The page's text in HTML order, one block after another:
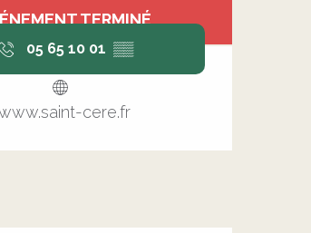
et
TERMINÉ
05 65 10 01 ▒▒
cere.fr